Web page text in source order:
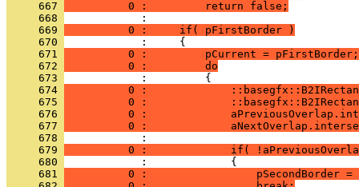
     667
          0 :         return false;
     668
     669
          0 :     if( pFirstBorder )
     670
     671
          0 :         pCurrent = pFirstBorder;
     672
          0 :         do
     673
     674
0 :
     675
0 :
     676
0 :
     677
0 :
     678
     679
0 :             if(
     680
     681
0 :                 pSecondBorder =